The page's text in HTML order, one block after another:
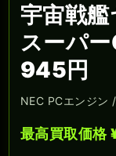
宇宙戦
スーパ
945円
NEC PCエンジン
最高買取価格